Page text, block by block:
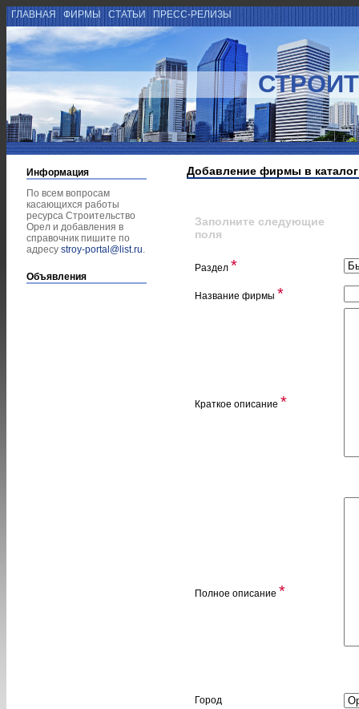
ГЛАВНАЯ ФИРМЫ СТАТЬИ ПРЕСС-РЕЛИЗЫ
Информация
По всем вопросам
касающихся работы
ресурса Строительство
Орел и добавления в
справочник пишите по
адресу stroy-portal@list.ru.
Объявления
Добавление фирмы в каталог
Заполните следующие
поля
Раздел *
Название фирмы *
Краткое описание *
Полное описание *
Город